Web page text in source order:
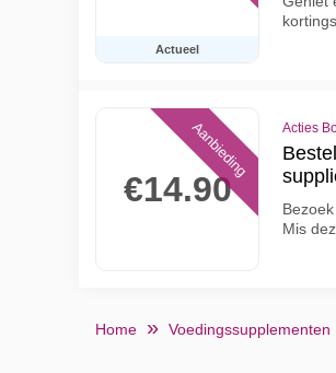
Actueel
€14.90
Aanbieding Acties
Mis
Home Voedingssupplementen